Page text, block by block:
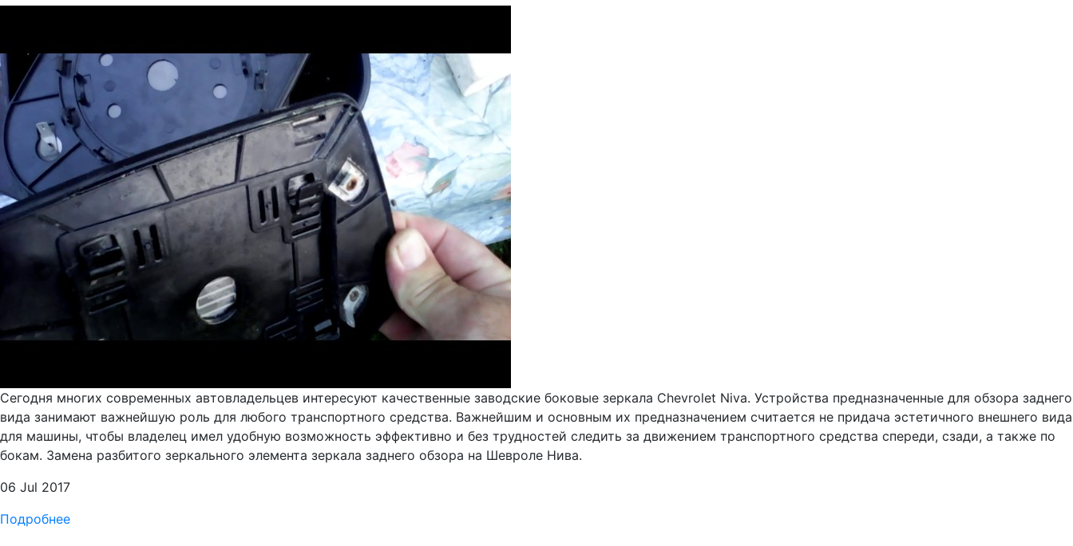
Сегодня многих современных автовладельцев интересуют качественные заводские боковые зеркала Chevrolet Niva. Устройства предназначенные для обзора заднего
вида занимают важнейшую роль для любого транспортного средства. Важнейшим и основным их предназначением считается не придача эстетичного внешнего вида
для машины, чтобы владелец имел удобную возможность эффективно и без трудностей следить за движением транспортного средства спереди, сзади, а также по
бокам. Замена разбитого зеркального элемента зеркала заднего обзора на Шевроле Нива.
06 Jul 2017
Подробнее